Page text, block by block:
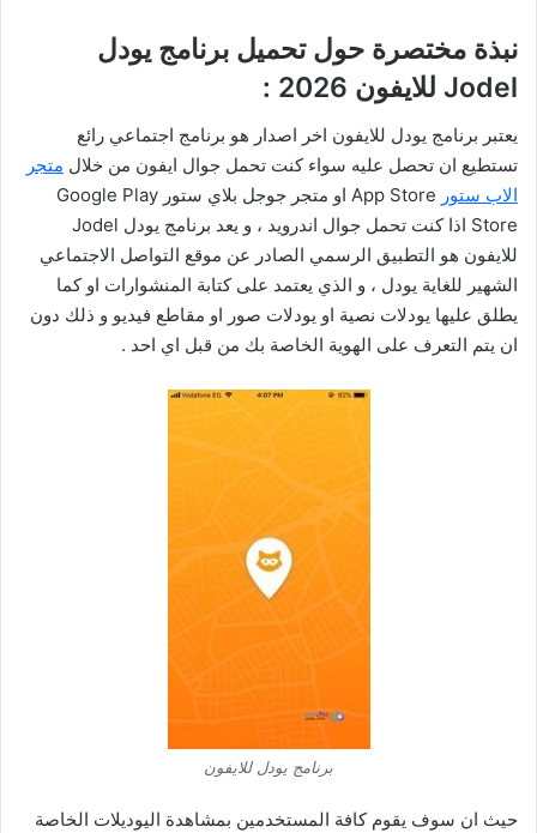
نبذة مختصرة حول تحميل برنامج يودل
Jodel للايفون 2026 :
يعتبر برنامج يودل للايفون اخر اصدار هو برنامج اجتماعي رائع
تستطيع ان تحصل عليه سواء كنت تحمل جوال ايفون من خلال متجر
الاب ستور
App Store او متجر جوجل بلاي ستور Google Play
Store اذا كنت تحمل جوال اندرويد ، و يعد برنامج يودل Jodel
للايفون هو التطبيق الرسمي الصادر عن موقع التواصل الاجتماعي
الشهير للغاية يودل ، و الذي يعتمد على كتابة المنشوارات او كما
يطلق عليها يودلات نصية او يودلات صور او مقاطع فيديو و ذلك دون
ان يتم التعرف على الهوية الخاصة بك من قبل اي احد .
برنامج يودل للايفون
حيث ان سوف يقوم كافة المستخدمين بمشاهدة اليوديلات الخاصة